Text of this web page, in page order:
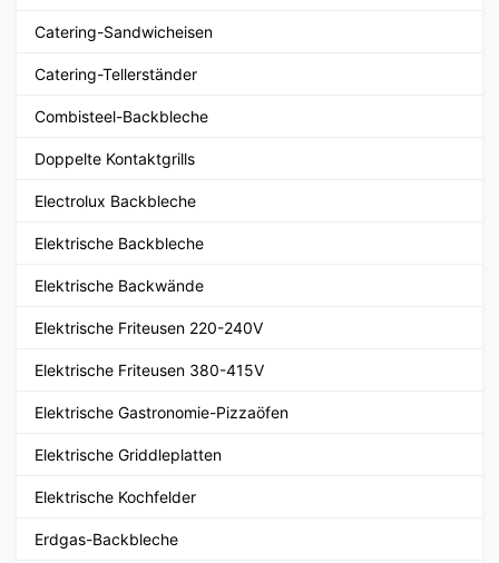
Catering-Sandwicheisen
Catering-Tellerständer
Combisteel-Backbleche
Doppelte Kontaktgrills
Electrolux Backbleche
Elektrische Backbleche
Elektrische Backwände
Elektrische Friteusen 220-240V
Elektrische Friteusen 380-415V
Elektrische Gastronomie-Pizzaöfen
Elektrische Griddleplatten
Elektrische Kochfelder
Erdgas-Backbleche